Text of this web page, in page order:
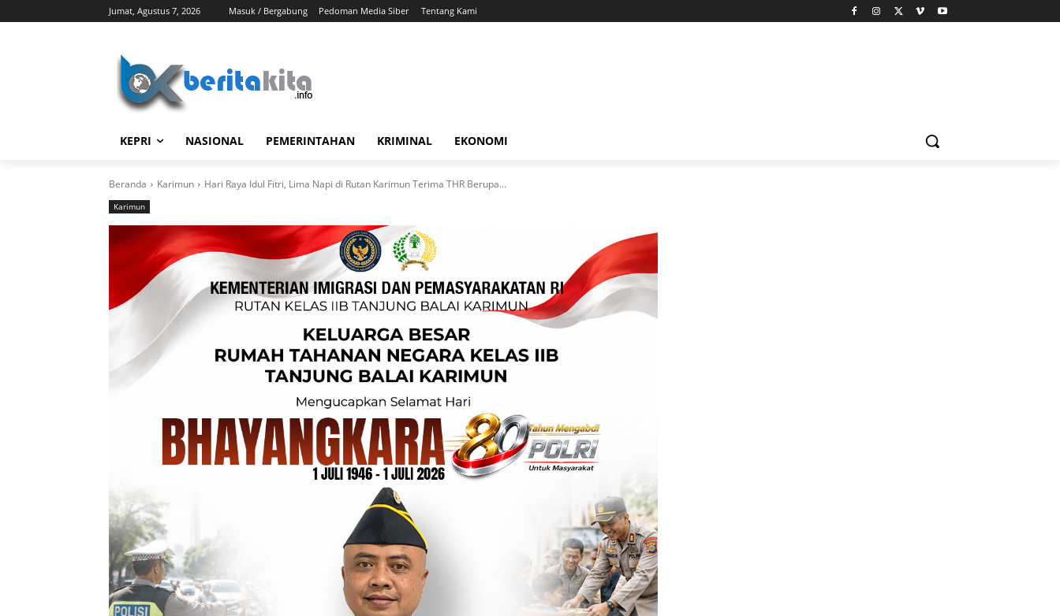
Jumat, Agustus 7, 2026 Masuk / Bergabung Pedoman Media Siber Tentang Kami
KEPRI NASIONAL PEMERINTAHAN KRIMINAL EKONOMI
Beranda Karimun Hari Raya Idul Fitri, Lima Napi di Rutan Karimun Terima THR Berupa...
Karimun